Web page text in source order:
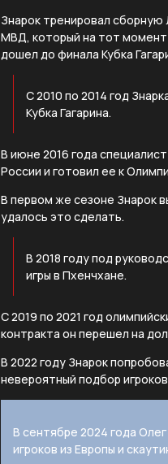
Знарок тренировал сборную
МВД, который на тот момент
дошел до финала Кубка
С 2010 по 2014 год
Кубка Гагарина.
В июне 2016 года
России и готовил ее к
В первом же сезоне Знарок
удалось это сделать.
В 2018 году под
игры в Пхенчхане.
С 2019 по 2021 год
контракта он перешел на
В 2022 году Знарок
невероятный подбор
В сентябре 2024 года
игроков из Европы и